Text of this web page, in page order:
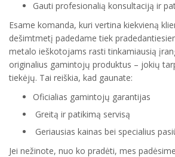
Gauti profesionalią konsultaciją ir
Esame komanda, kuri vertina kiekvieną
dešimtmetį padedame tiek
metalo ieškotojams rasti tinkamiausią
originalius gamintojų produktus – jokių
tiekėjų. Tai reiškia, kad gaunate:
Oficialias gamintojų garantijas
Greitą ir patikimą servisą
Geriausias kainas bei specialius
Jei nežinote, nuo ko pradėti, mes